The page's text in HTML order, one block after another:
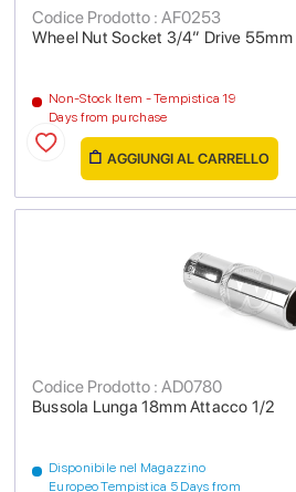
Wheel Nut Socket 3/4” Drive 55mm
Codice Prodotto : AF0253
Non-Stock Item - Tempistica 19
Days from purchase
AGGIUNGI AL CARRELLO
Bussola Lunga 18mm Attacco 1/2
Codice Prodotto : AD0780
Disponibile nel Magazzino
Europeo Tempistica 5 Days from